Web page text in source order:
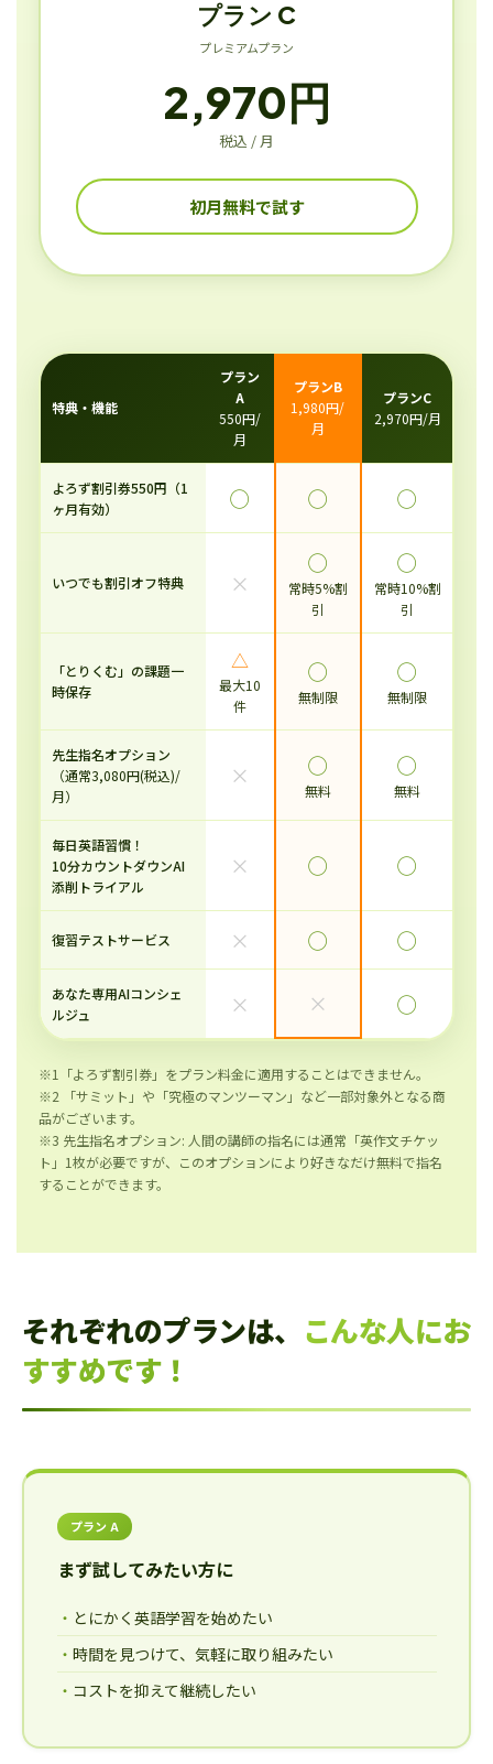
プラン C
プレミアムプラン
2,970円
税込 / 月
初月無料で試す
特典・機能
プラン
A
550円/
月
プランB
1,980円/
月
プランC
2,970円/月
よろず割引券550円（1
ヶ月有効）
◯ ◯ ◯
いつでも割引オフ特典 ×
◯
常時5%割
引
◯
常時10%割
引
「とりくむ」の課題一
時保存
△
最大10
件
◯
無制限
◯
無制限
先生指名オプション
（通常3,080円(税込)/
月）
× ◯
無料
◯
無料
毎日英語習慣！
10分カウントダウンAI
添削トライアル
× ◯ ◯
復習テストサービス × ◯ ◯
あなた専用AIコンシェ
ルジュ
× × ◯
※1「よろず割引券」をプラン料金に適用することはできません。
※2 「サミット」や「究極のマンツーマン」など一部対象外となる商
品がございます。
※3 先生指名オプション: 人間の講師の指名には通常「英作文チケッ
ト」1枚が必要ですが、このオプションにより好きなだけ無料で指名
することができます。
それぞれのプランは、 こんな人にお
すすめです！
プラン A
まず試してみたい方に
とにかく英語学習を始めたい
時間を見つけて、気軽に取り組みたい
コストを抑えて継続したい